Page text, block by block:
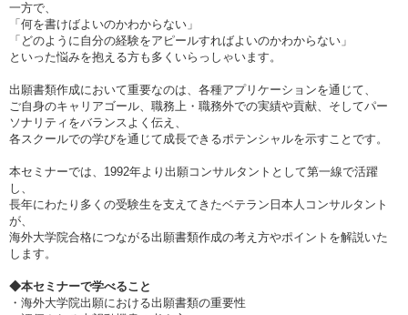
一方で、
「何を書けばよいのかわからない」
「どのように自分の経験をアピールすればよいのかわからない」
といった悩みを抱える方も多くいらっしゃいます。
出願書類作成において重要なのは、各種アプリケーションを通じて、
ご自身のキャリアゴール、職務上・職務外での実績や貢献、そしてパー
ソナリティをバランスよく伝え、
各スクールでの学びを通じて成長できるポテンシャルを示すことです。
本セミナーでは、1992年より出願コンサルタントとして第一線で活躍
し、
長年にわたり多くの受験生を支えてきたベテラン日本人コンサルタント
が、
海外大学院合格につながる出願書類作成の考え方やポイントを解説いた
します。
◆本セミナーで学べること
・海外大学院出願における出願書類の重要性